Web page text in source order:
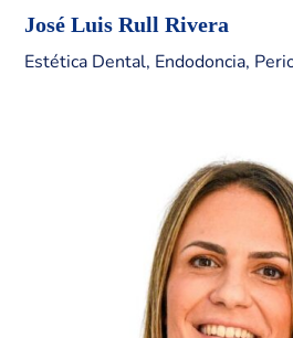
José Luis Rull Rivera
Estética Dental, Endodoncia,